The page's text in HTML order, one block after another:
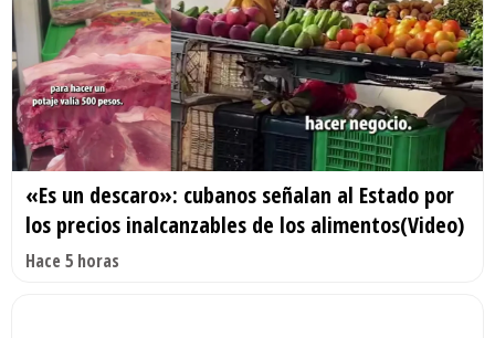
«Es un descaro»: cubanos señalan al Estado por
los precios inalcanzables de los alimentos(Video)
Hace 5 horas